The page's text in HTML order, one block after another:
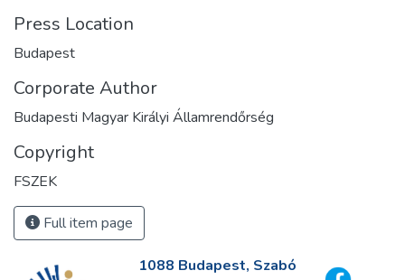
Press Location
Budapest
Corporate Author
Budapesti Magyar Királyi Államrendőrség
Copyright
FSZEK
Full item page
1088 Budapest, Szabó